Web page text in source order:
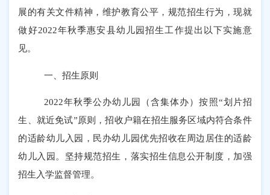
展的有关文件精神，维护教育公平，规范招生行为，现就
做好2022年秋季惠安县幼儿园招生工作提出以下实施意
见。
一、招生原则
2022年秋季公办幼儿园（含集体办）按照“划片招
生、就近免试”原则，招收户籍在招生服务区域内符合条件
的适龄幼儿入园，民办幼儿园优先招收在周边居住的适龄
幼儿入园。坚持规范招生，落实招生信息公开制度，加强
招生入学监督管理。